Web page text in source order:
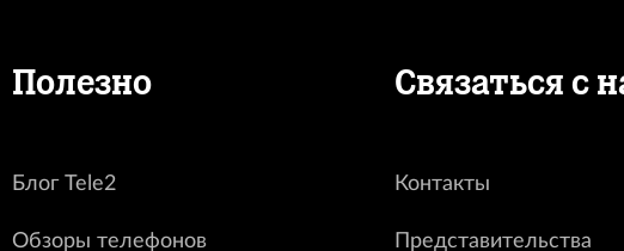
Полезно
Блог Tele2
Обзоры телефонов
Связаться с
Контакты
Представительства